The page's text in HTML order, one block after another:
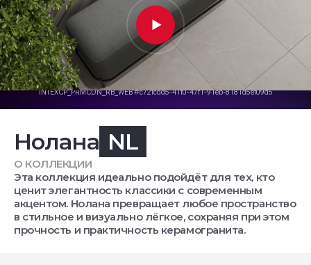
Нолана NL
О КОЛЛЕКЦИИ
Эта коллекция идеально подойдёт для тех, кто
ценит элегантность классики с современным
акцентом. Нолана превращает любое пространство
в стильное и визуально лёгкое, сохраняя при этом
прочность и практичность керамогранита.